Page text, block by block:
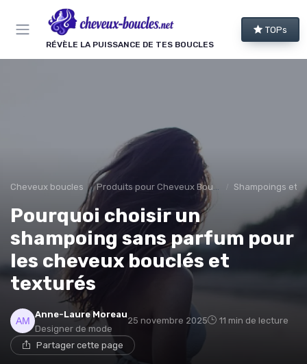
RÉVÈLE LA PUISSANCE DE TES BOUCLES
TOPs
Cheveux boucles Produits pour Cheveux Bouclés et Texturés Shampoings et
Pourquoi choisir un
shampoing sans parfum pour
les cheveux bouclés et
texturés
Anne-Laure Moreau
Designer de mode
25 novembre 2025 11 min de lecture
Partager cette page
Panneau de gestion des cookies